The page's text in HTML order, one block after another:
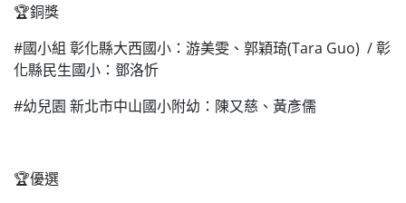
🏆銅獎
#國小組 彰化縣大西國小：游美雯、郭穎琦(Tara Guo) / 彰
化縣民生國小：鄧洛忻
#幼兒園 新北市中山國小附幼：陳又慈、黃彥儒
🏆優選